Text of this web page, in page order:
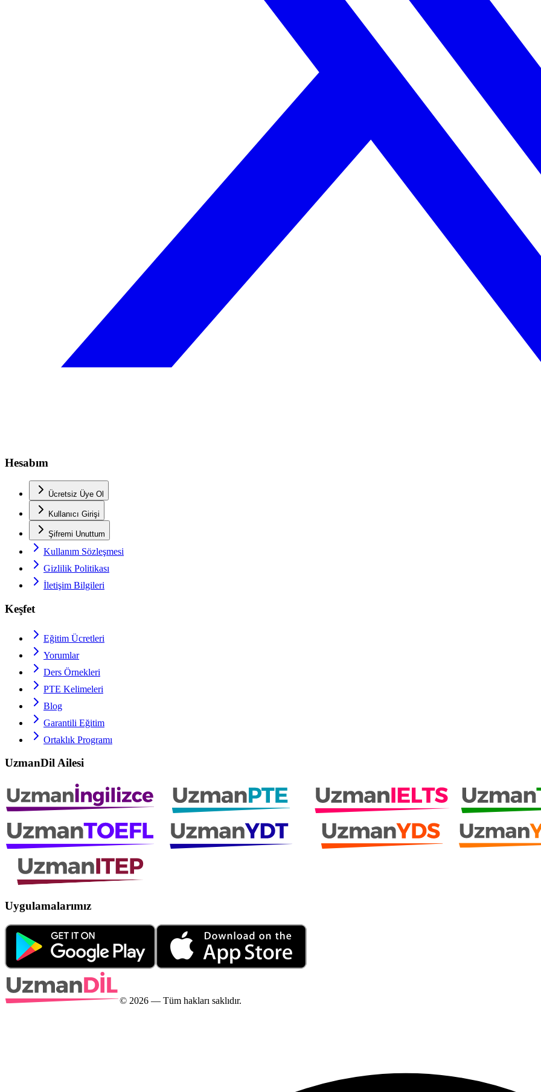
Hesabım
Ücretsiz Üye Ol
Kullanıcı Girişi
Şifremi Unuttum
Kullanım Sözleşmesi
Gizlilik Politikası
İletişim Bilgileri
Keşfet
Eğitim Ücretleri
Yorumlar
Ders Örnekleri
PTE Kelimeleri
Blog
Garantili Eğitim
Ortaklık Programı
UzmanDil Ailesi
Uygulamalarımız
© 2026 — Tüm hakları saklıdır.